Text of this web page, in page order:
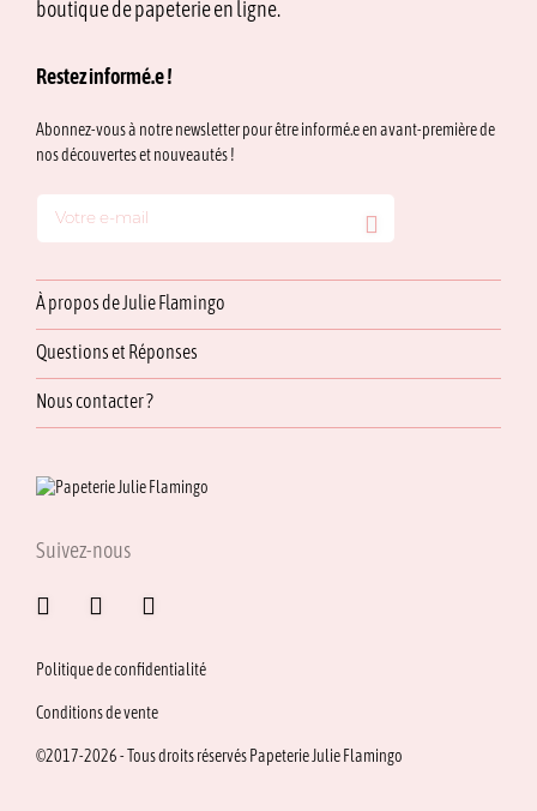
boutique de papeterie en ligne.
Restez informé.e !
Abonnez-vous à notre newsletter pour être informé.e en avant-première de
nos découvertes et nouveautés !
À propos de Julie Flamingo
Questions et Réponses
Nous contacter ?
Suivez-nous
Politique de confidentialité
Conditions de vente
©2017-2026 - Tous droits réservés Papeterie Julie Flamingo